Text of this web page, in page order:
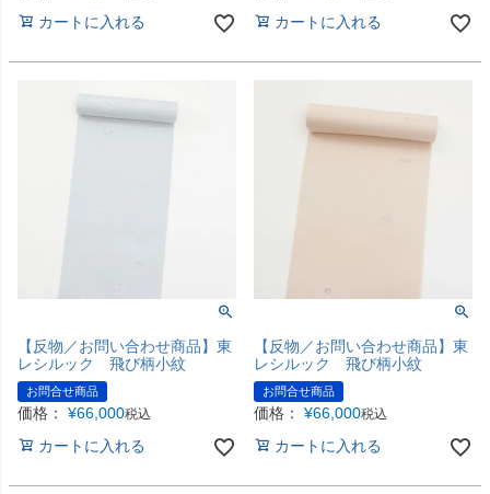
カートに入れる カートに入れる
【反物／お問い合わせ商品】東
レシルック 飛び柄小紋
お問合せ商品
価格： ¥66,000税込
カートに入れる
【反物／お問い合わせ商品】東
レシルック 飛び柄小紋
お問合せ商品
価格： ¥66,000税込
カートに入れる